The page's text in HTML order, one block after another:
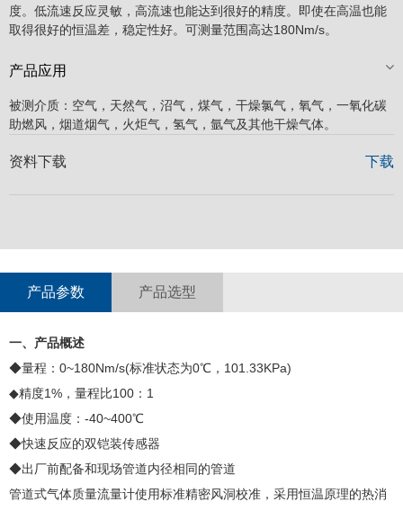
度。低流速反应灵敏，高流速也能达到很好的精度。即使在高温也能
取得很好的恒温差，稳定性好。可测量范围高达180Nm/s。
产品应用
被测介质：空气，天然气，沼气，煤气，干燥氯气，氧气，一氧化碳
助燃风，烟道烟气，火炬气，氢气，氩气及其他干燥气体。
资料下载 下载
产品参数 产品选型
一、产品概述
◆量程：0~180Nm/s(标准状态为0℃，101.33KPa)
◆精度1%，量程比100：1
◆使用温度：-40~400℃
◆快速反应的双铠装传感器
◆出厂前配备和现场管道内径相同的管道
管道式气体质量流量计使用标准精密风洞校准，采用恒温原理的热消